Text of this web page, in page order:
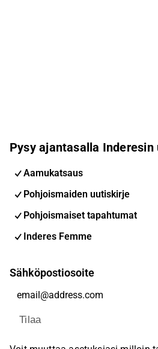
Pysy ajantasalla
Aamukatsaus
Pohjoismaiden uutiskirje
Pohjoismaiset tapahtumat
Inderes Femme
Sähköpostiosoite
Tilaa